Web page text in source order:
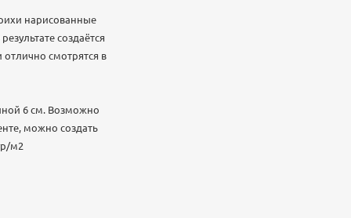
нарисованные
создаётся
отлично смотрятся в
6 см. Возможно
можно создать
м2